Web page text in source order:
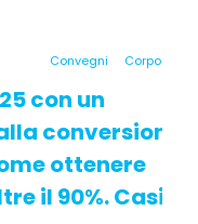
Convegni Corporate
con un
conversione
ottenere
il 90%. Casi